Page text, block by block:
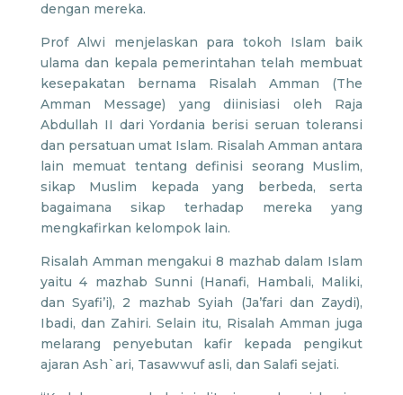
dengan mereka.
Prof Alwi menjelaskan para tokoh Islam baik
ulama dan kepala pemerintahan telah membuat
kesepakatan bernama Risalah Amman (The
Amman Message) yang diinisiasi oleh Raja
Abdullah II dari Yordania berisi seruan toleransi
dan persatuan umat Islam. Risalah Amman antara
lain memuat tentang definisi seorang Muslim,
sikap Muslim kepada yang berbeda, serta
bagaimana sikap terhadap mereka yang
mengkafirkan kelompok lain.
Risalah Amman mengakui 8 mazhab dalam Islam
yaitu 4 mazhab Sunni (Hanafi, Hambali, Maliki,
dan Syafi’i), 2 mazhab Syiah (Ja’fari dan Zaydi),
Ibadi, dan Zahiri. Selain itu, Risalah Amman juga
melarang penyebutan kafir kepada pengikut
ajaran Ash`ari, Tasawwuf asli, dan Salafi sejati.